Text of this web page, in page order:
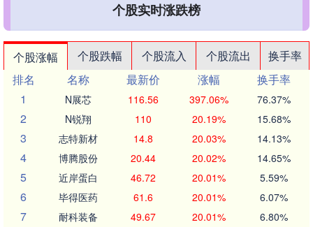
个股实时涨跌榜
个股涨幅 个股跌幅 个股流入 个股流出
换手率
排名
名称 最新价 涨幅
换手率
1
N展芯 116.56 397.06% 76.37%
2 N锐翔 110 20.19% 15.68%
3 志特新材 14.8 20.03% 14.13%
4 博腾股份 20.44 20.02% 14.65%
5 近岸蛋白 46.72 20.01% 5.59%
6 毕得医药 61.6 20.01% 6.07%
7 耐科装备 49.67 20.01% 6.80%